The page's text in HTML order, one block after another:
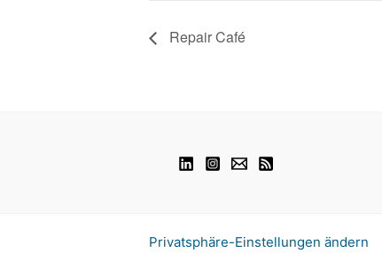
Repair Café
Privatsphäre-Einstellungen ändern